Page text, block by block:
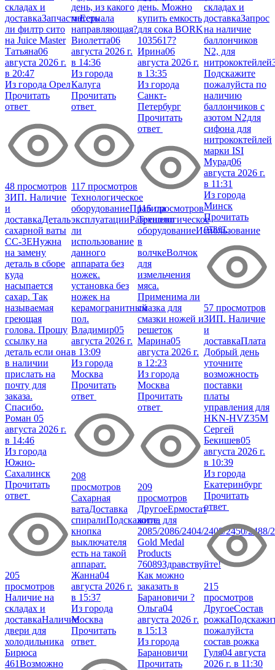
складах и
доставкаЗапчастиЕсть
ли филтр сито
на Juice Master
Татьяна06
августа 2026 г.
в 20:47
Из города Орел
Прочитать
ответ
48 просмотров
ЗИП. Наличие
и
доставкаДеталь
сахарной ваты
CC-3EНужна
на замену
деталь в сборе
куда
насыпается
сахар. Так
называемая
греющая
голова. Прошу
ссылку на
деталь если она
в наличии
прислать на
почту для
заказа.
Спасибо.
Роман 05
августа 2026 г.
в 14:46
Из города
Южно-
Сахалинск
Прочитать
ответ
205
просмотров
Наличие на
складах и
доставкаНаличие
двери для
холодильника
Бирюса
461Возможно
день, из какого
материала
направляющая?
Виолетта06
августа 2026 г.
в 14:36
Из города
Калуга
Прочитать
ответ
117 просмотров
Технологическое
оборудованиеПравила
эксплуатацииРазрешено
ли
использование
данного
аппарата без
ножек.
установка без
ножек на
керамогранитный
пол.
Владимир05
августа 2026 г.
в 13:09
Из города
Москва
Прочитать
ответ
208
просмотров
Сахарная
ватаДоставка
спиралиПодскажите,
кнопка
выключателя
есть на такой
аппарат.
Жанна04
августа 2026 г.
в 15:37
Из города
Москва
Прочитать
ответ
день. Можно
купить емкость
для сока BORK
1035617?
Ирина06
августа 2026 г.
в 13:35
Из города
Санкт-
Петербург
Прочитать
ответ
115 просмотров
Технологическое
оборудованиеИспользование
в
волчкеВолчок
для
измельчения
мяса.
Применима ли
смазка для
смазки ножей и
решеток
Марина05
августа 2026 г.
в 12:23
Из города
Москва
Прочитать
ответ
209
просмотров
ДругоеЕрмостат
котла для
2085/2086/2404/2408/2450/2488/
Gold Medal
Products
76089Здравствуйте!
Как можно
заказать в
Барановичи ?
Ольга04
августа 2026 г.
в 15:13
Из города
Барановичи
Прочитать
складах и
доставкаЗапрос
на наличие
баллончиков
N2, для
нитрококтейлей
Подскажите
пожалуйста по
наличию
баллончиков с
азотом N2для
сифона для
нитрококтейлей
марки ISI
Мурад06
августа 2026 г.
в 11:31
Из города
Минск
Прочитать
ответ
57 просмотров
ЗИП. Наличие
и
доставкаПлата
Добрый день
уточните
возможность
поставки
платы
управления для
HKN-HVZ35M
Сергей
Бекишев05
августа 2026 г.
в 10:39
Из города
Екатеринбург
Прочитать
ответ
215
просмотров
ДругоеСостав
рожка
пожалуйста
состав рожка
Гуля04 августа
2026 г. в 11:30